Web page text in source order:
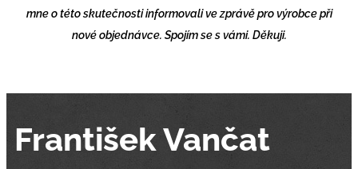
mne o této skutečnosti informovali ve zprávě pro výrobce při
nové objednávce. Spojím se s vámi. Děkuji.
František Vančat